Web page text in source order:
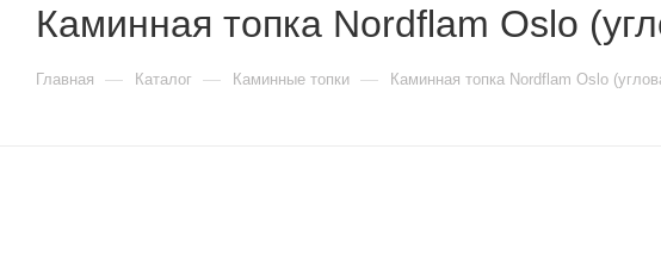
Каминная топка Nordflam Oslo
Главная — Каталог — Каминные топки — Каминная топка Nordflam Oslo